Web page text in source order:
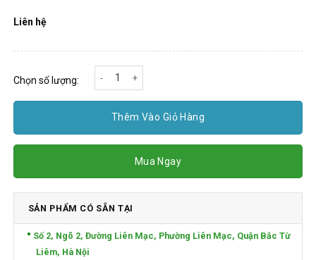
Liên hệ
Máy băm cỏ đa năng 3A11kW số lượng
Chọn số lượng:
Thêm Vào Giỏ Hàng
Mua Ngay
SẢN PHẨM CÓ SẴN TẠI
Số 2, Ngõ 2, Đường Liên Mạc, Phường Liên Mạc, Quận Bắc Từ
Liêm, Hà Nội